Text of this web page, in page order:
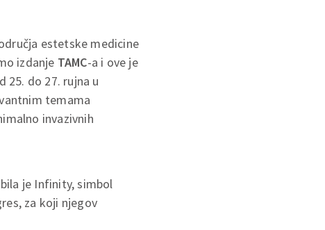
estetske medicine
izdanje TAMC-a i ove je
25. do 27. rujna u
temama
invazivnih
je Infinity, simbol
za koji njegov